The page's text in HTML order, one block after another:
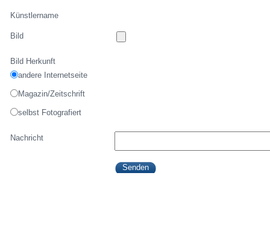
Künstlername
Bild
Bild Herkunft
andere Internetseite
Magazin/Zeitschrift
selbst Fotografiert
Nachricht